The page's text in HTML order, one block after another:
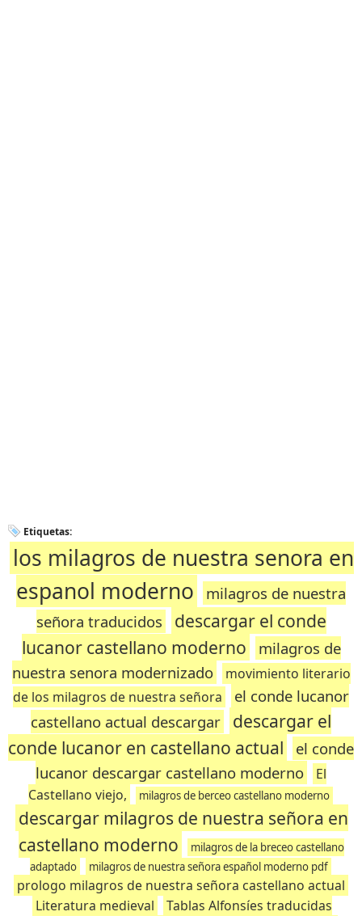
Etiquetas:
los milagros de nuestra senora en
espanol moderno
milagros de nuestra
señora traducidos
descargar el conde
lucanor castellano moderno
milagros de
nuestra senora modernizado
movimiento literario
de los milagros de nuestra señora
el conde lucanor
castellano actual descargar
descargar el
conde lucanor en castellano actual
el conde
lucanor descargar castellano moderno
El
Castellano viejo,
milagros de berceo castellano moderno
descargar milagros de nuestra señora en
castellano moderno
milagros de la breceo castellano
adaptado
milagros de nuestra señora español moderno pdf
prologo milagros de nuestra señora castellano actual
Literatura medieval
Tablas Alfonsíes traducidas